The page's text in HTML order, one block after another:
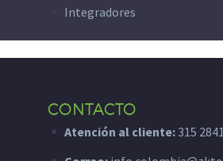
Integradores
CONTACTO
Atención al cliente: 315